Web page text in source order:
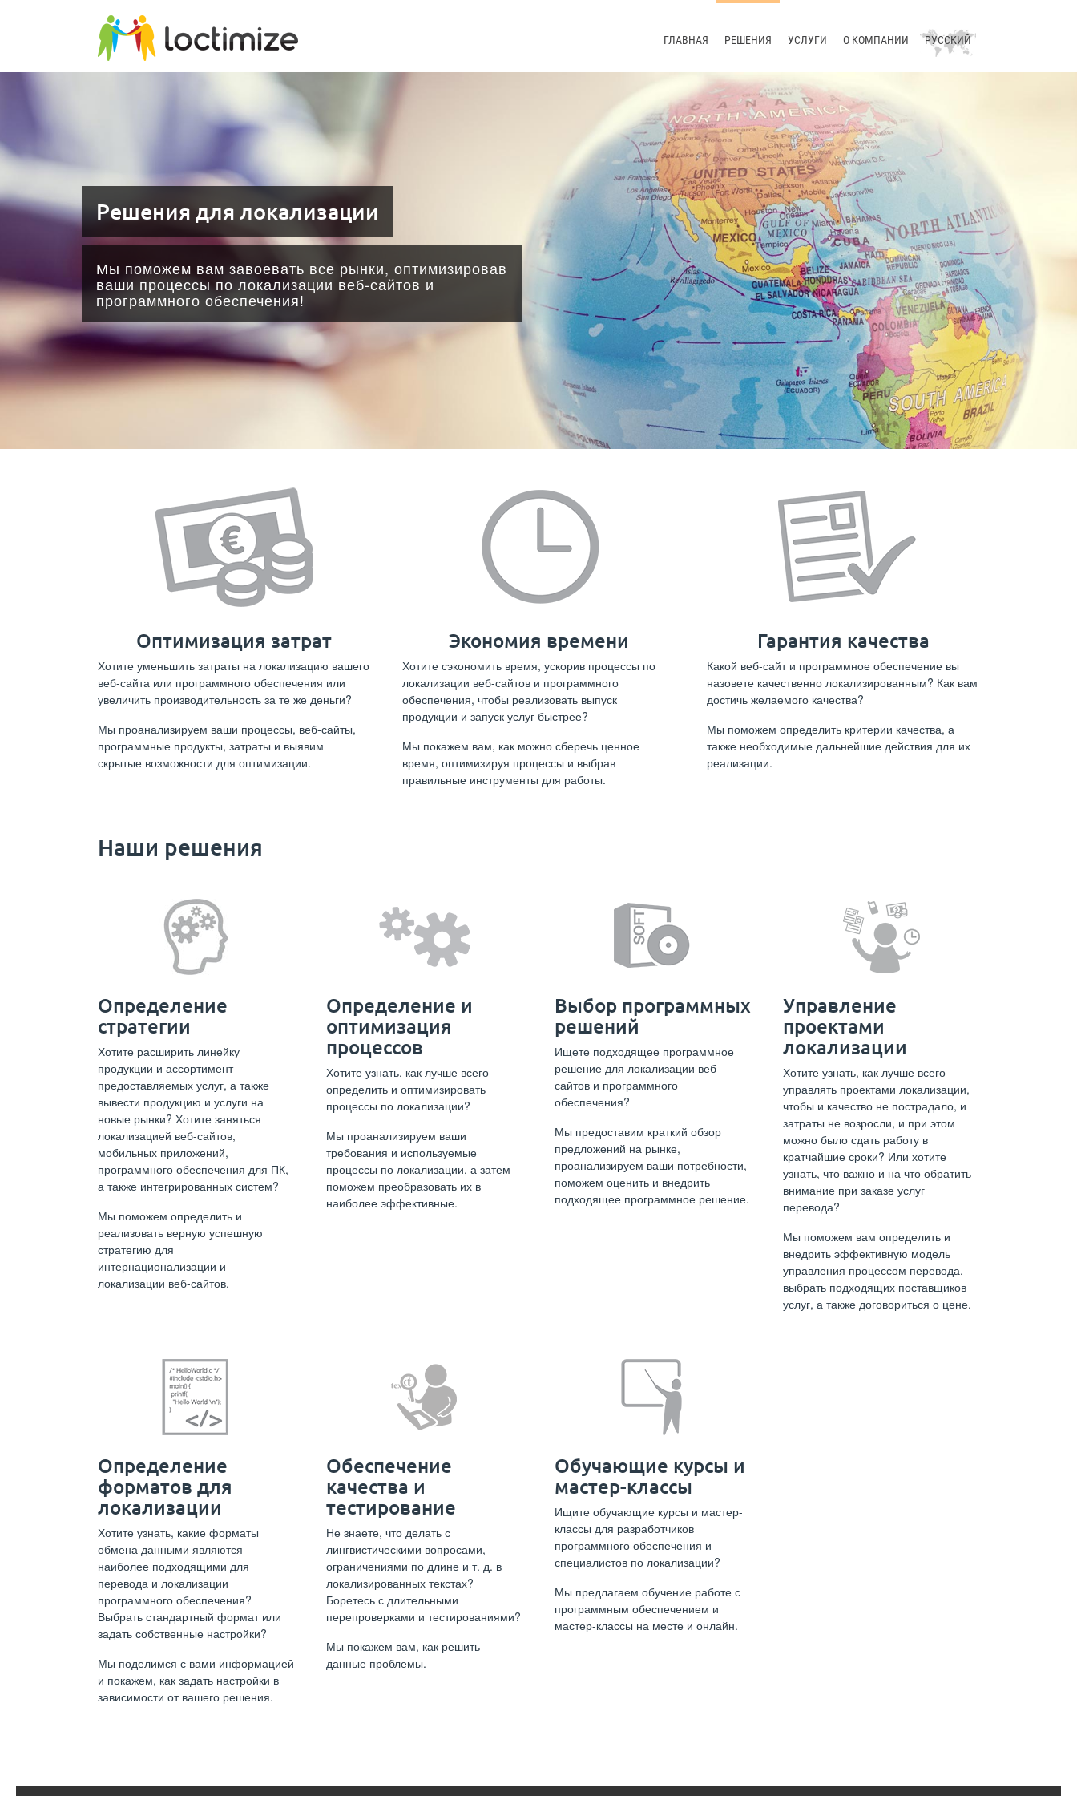
ГЛАВНАЯ РЕШЕНИЯ
документации
Работа с терминологией
Перевод
Локализация
УСЛУГИ
Обучение
Поддержка
Разработка
Управление процессом
перевода
О КОМПАНИИ
Новости
Блог
Конференции
Контакты
РУССКИЙ
Решения для локализации
Мы поможем вам завоевать все рынки, оптимизировав
ваши процессы по локализации веб-сайтов и
программного обеспечения!
Оптимизация затрат
Хотите уменьшить затраты на локализацию вашего
веб-сайта или программного обеспечения или
увеличить производительность за те же деньги?
Мы проанализируем ваши процессы, веб-сайты,
программные продукты, затраты и выявим
скрытые возможности для оптимизации.
Экономия времени
Хотите сэкономить время, ускорив процессы по
локализации веб-сайтов и программного
обеспечения, чтобы реализовать выпуск
продукции и запуск услуг быстрее?
Мы покажем вам, как можно сберечь ценное
время, оптимизируя процессы и выбрав
правильные инструменты для работы.
Гарантия качества
Какой веб-сайт и программное обеспечение вы
назовете качественно локализированным? Как вам
достичь желаемого качества?
Мы поможем определить критерии качества, а
также необходимые дальнейшие действия для их
реализации.
Наши решения
Определение
стратегии
Хотите расширить линейку
продукции и ассортимент
предоставляемых услуг, а также
вывести продукцию и услуги на
новые рынки? Хотите заняться
локализацией веб-сайтов,
мобильных приложений,
программного обеспечения для ПК,
а также интегрированных систем?
Мы поможем определить и
реализовать верную успешную
стратегию для
интернационализации и
локализации веб-сайтов.
Определение и
оптимизация
процессов
Хотите узнать, как лучше всего
определить и оптимизировать
процессы по локализации?
Мы проанализируем ваши
требования и используемые
процессы по локализации, а затем
поможем преобразовать их в
наиболее эффективные.
Выбор программных
решений
Ищете подходящее программное
решение для локализации веб-
сайтов и программного
обеспечения?
Мы предоставим краткий обзор
предложений на рынке,
проанализируем ваши потребности,
поможем оценить и внедрить
подходящее программное решение.
Управление
проектами
локализации
Хотите узнать, как лучше всего
управлять проектами локализации,
чтобы и качество не пострадало, и
затраты не возросли, и при этом
можно было сдать работу в
кратчайшие сроки? Или хотите
узнать, что важно и на что обратить
внимание при заказе услуг
перевода?
Мы поможем вам определить и
внедрить эффективную модель
управления процессом перевода,
выбрать подходящих поставщиков
услуг, а также договориться о цене.
Определение
форматов для
локализации
Хотите узнать, какие форматы
обмена данными являются
наиболее подходящими для
перевода и локализации
программного обеспечения?
Выбрать стандартный формат или
задать собственные настройки?
Мы поделимся с вами информацией
и покажем, как задать настройки в
зависимости от вашего решения.
Обеспечение
качества и
тестирование
Не знаете, что делать с
лингвистическими вопросами,
ограничениями по длине и т. д. в
локализированных текстах?
Боретесь с длительными
перепроверками и тестированиями?
Мы покажем вам, как решить
данные проблемы.
Обучающие курсы и
мастер-классы
Ищите обучающие курсы и мастер-
классы для разработчиков
программного обеспечения и
специалистов по локализации?
Мы предлагаем обучение работе с
программным обеспечением и
мастер-классы на месте и онлайн.